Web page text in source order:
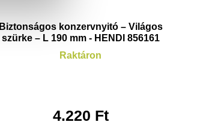
Biztonságos konzervnyitó – Világos
szürke – L 190 mm - HENDI 856161
Raktáron
4.220 Ft